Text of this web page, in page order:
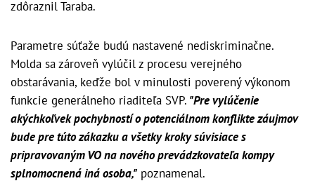
zdôraznil Taraba.
Parametre súťaže budú nastavené nediskriminačne.
Molda sa zároveň vylúčil z procesu verejného
obstarávania, keďže bol v minulosti poverený výkonom
funkcie generálneho riaditeľa SVP. "Pre vylúčenie
akýchkoľvek pochybností o potenciálnom konflikte záujmov
bude pre túto zákazku a všetky kroky súvisiace s
pripravovaným VO na nového prevádzkovateľa kompy
splnomocnená iná osoba," poznamenal.